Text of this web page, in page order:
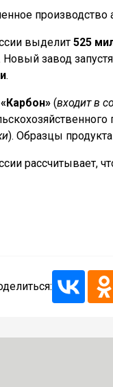
производство
выделит 525
Новый завод
.
(входит в
). Образцы
рассчитывает,